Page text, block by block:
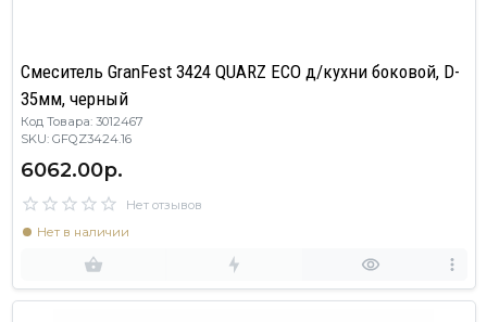
Смеситель GranFest 3424 QUARZ ECO д/кухни боковой, D-
35мм, черный
Код Товара: 3012467
SKU: GFQZ3424.16
6062.00р.
Нет отзывов
Нет в наличии